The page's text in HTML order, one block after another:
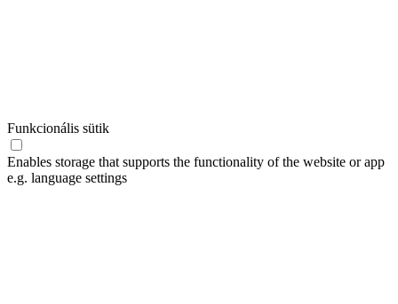
Funkcionális sütik
Enables storage that supports the functionality of the website or app
e.g. language settings